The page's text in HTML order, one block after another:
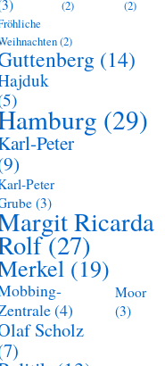
(2)
(2)
(2)
(14)
(29)
Peter
Peter
(3)
Ricarda
(27)
(19)
(4)
Moor
(3)
Scholz